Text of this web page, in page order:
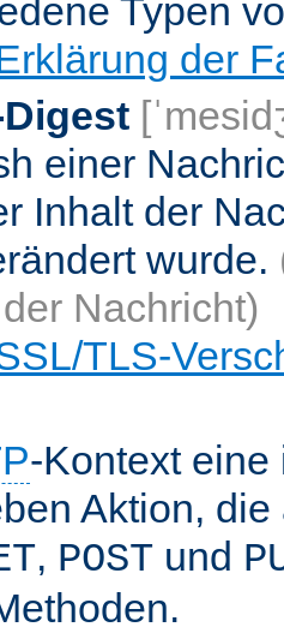
Typen
der
einer
Inhalt der
wurde.
Nachricht)
TLS-
-Kontext eine
Aktion,
, POST und